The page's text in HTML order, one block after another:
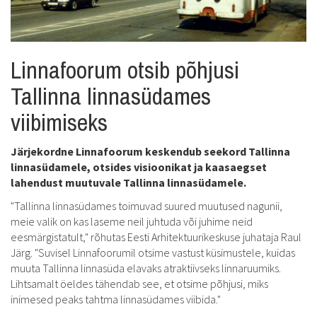
Linnafoorum otsib põhjusi
Tallinna linnasüdames
viibimiseks
Järjekordne Linnafoorum keskendub seekord Tallinna
linnasüdamele, otsides visioonikat ja kaasaegset
lahendust muutuvale Tallinna linnasüdamele.
"Tallinna linnasüdames toimuvad suured muutused nagunii,
meie valik on kas laseme neil juhtuda või juhime neid
eesmärgistatult," rõhutas Eesti Arhitektuurikeskuse juhataja Raul
Järg. "Suvisel Linnafoorumil otsime vastust küsimustele, kuidas
muuta Tallinna linnasüda elavaks atraktiivseks linnaruumiks.
Lihtsamalt öeldes tähendab see, et otsime põhjusi, miks
inimesed peaks tahtma linnasüdames viibida."